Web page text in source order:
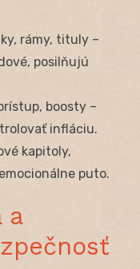
rámy, tituly –
posilňujú
boosty –
infláciu.
kapitoly,
puto.
a